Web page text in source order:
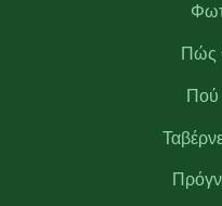
Πώς
Πού